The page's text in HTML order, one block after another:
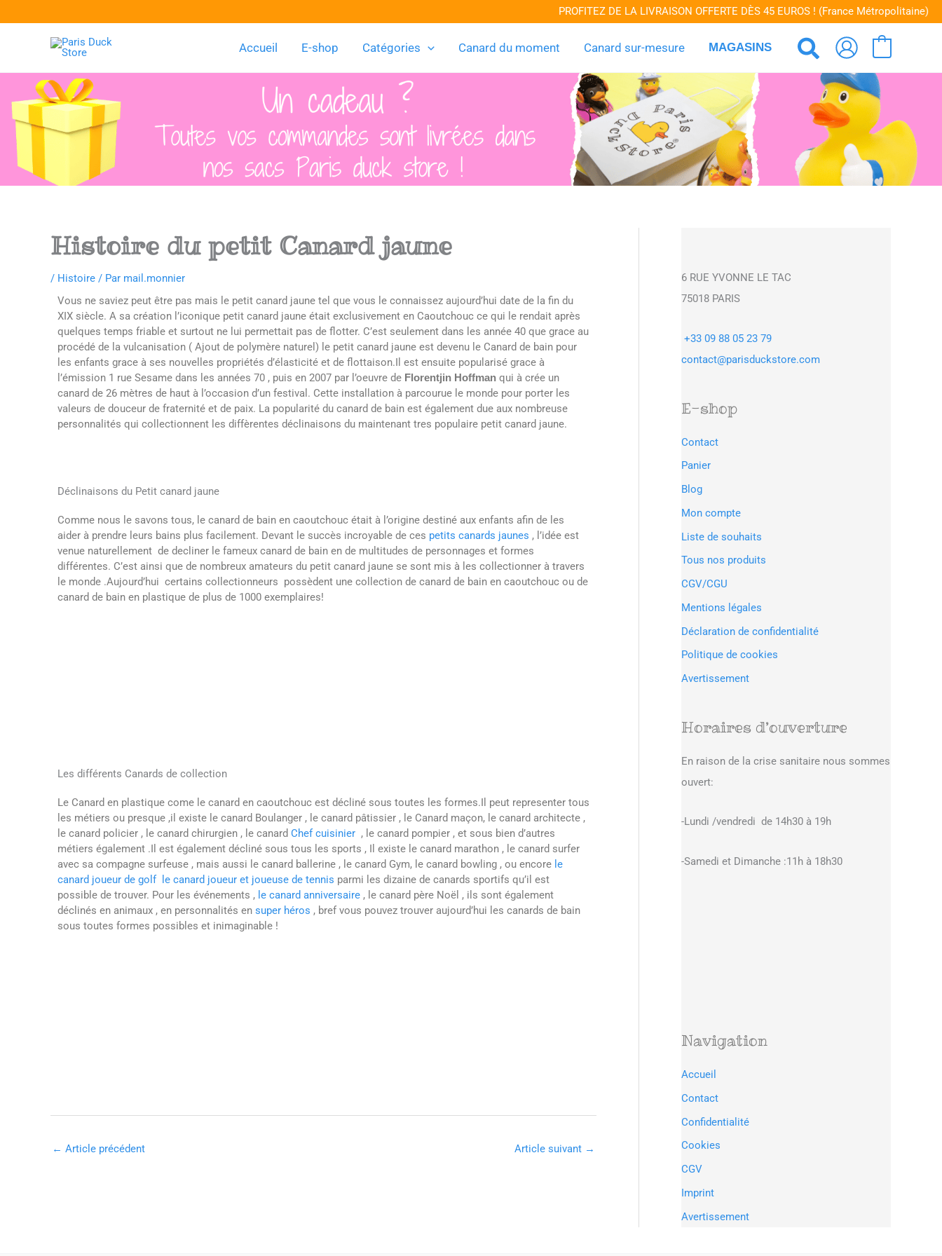
PROFITEZ DE LA LIVRAISON OFFERTE DÈS 45 EUROS ! (France Métropolitaine)
au
Accueil E-shop Catégories Canard du moment Canard sur-mesure MAGASINS Rechercher
Histoire du petit Canard jaune
/ Histoire / Par mail.monnier
Vous ne saviez peut être pas mais le petit canard jaune tel que vous le connaissez aujourd’hui date de la fin du
XIX siècle. A sa création l’iconique petit canard jaune était exclusivement en Caoutchouc ce qui le rendait après
quelques temps friable et surtout ne lui permettait pas de flotter. C’est seulement dans les année 40 que grace au
procédé de la vulcanisation ( Ajout de polymère naturel) le petit canard jaune est devenu le Canard de bain pour
les enfants grace à ses nouvelles propriétés d’élasticité et de flottaison.Il est ensuite popularisé grace à
l’émission 1 rue Sesame dans les années 70 , puis en 2007 par l’oeuvre de Florentjin Hoffman qui à crée un
canard de 26 mètres de haut à l’occasion d’un festival. Cette installation à parcourue le monde pour porter les
valeurs de douceur de fraternité et de paix. La popularité du canard de bain est également due aux nombreuse
personnalités qui collectionnent les diffèrentes déclinaisons du maintenant tres populaire petit canard jaune.
Déclinaisons du Petit canard jaune
Comme nous le savons tous, le canard de bain en caoutchouc était à l’origine destiné aux enfants afin de les
aider à prendre leurs bains plus facilement. Devant le succès incroyable de ces petits canards jaunes , l’idée est
venue naturellement de decliner le fameux canard de bain en de multitudes de personnages et formes
différentes. C’est ainsi que de nombreux amateurs du petit canard jaune se sont mis à les collectionner à travers
le monde .Aujourd’hui certains collectionneurs possèdent une collection de canard de bain en caoutchouc ou de
canard de bain en plastique de plus de 1000 exemplaires!
Les différents Canards de collection
Le Canard en plastique come le canard en caoutchouc est décliné sous toutes les formes.Il peut representer tous
les métiers ou presque ,il existe le canard Boulanger , le canard pâtissier , le Canard maçon, le canard architecte ,
le canard policier , le canard chirurgien , le canard Chef cuisinier , le canard pompier , et sous bien d’autres
métiers également .Il est également décliné sous tous les sports , Il existe le canard marathon , le canard surfer
avec sa compagne surfeuse , mais aussi le canard ballerine , le canard Gym, le canard bowling , ou encore le
canard joueur de golf le canard joueur et joueuse de tennis parmi les dizaine de canards sportifs qu’il est
possible de trouver. Pour les événements , le canard anniversaire , le canard père Noël , ils sont également
déclinés en animaux , en personnalités en super héros , bref vous pouvez trouver aujourd’hui les canards de bain
sous toutes formes possibles et inimaginable !
← Article précédent Article suivant →
6 RUE YVONNE LE TAC
75018 PARIS
+33 09 88 05 23 79
contact@parisduckstore.com
E-shop
Contact
Panier
Blog
Mon compte
Liste de souhaits
Tous nos produits
CGV/CGU
Mentions légales
Déclaration de confidentialité
Politique de cookies
Avertissement
Horaires d’ouverture
En raison de la crise sanitaire nous sommes
ouvert:
-Lundi /vendredi de 14h30 à 19h
-Samedi et Dimanche :11h à 18h30
Navigation
Accueil
Contact
Confidentialité
Cookies
CGV
Imprint
Avertissement